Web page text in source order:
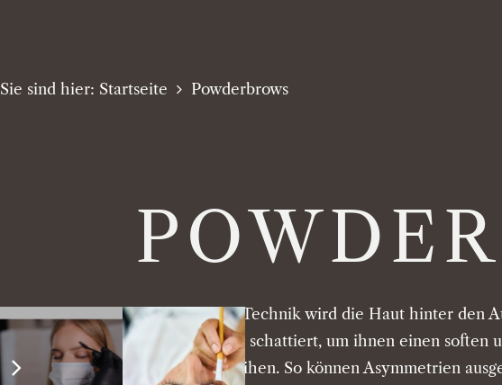
Sie sind hier: Startseite Powderbrows
Bei der Puder-Technik wird die Haut hinter den
Härchen leicht schattiert, um ihnen einen soften
Effekt zu verleihen. So können Asymmetrien